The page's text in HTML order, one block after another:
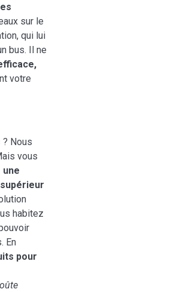
sur le
qui lui
bus. Il ne
votre
Nous
vous
une
habitez
En
pour